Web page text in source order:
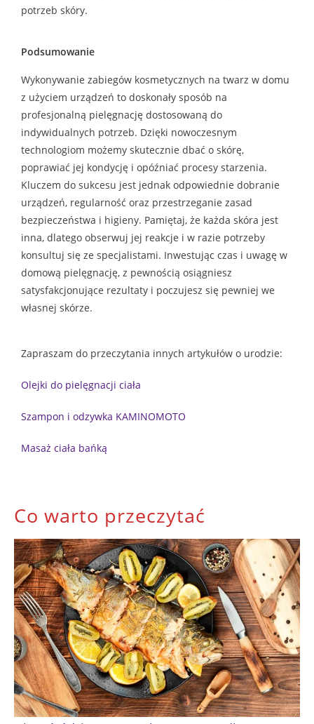
potrzeb skóry.
Podsumowanie
Wykonywanie zabiegów kosmetycznych na twarz w domu
z użyciem urządzeń to doskonały sposób na
profesjonalną pielęgnację dostosowaną do
indywidualnych potrzeb. Dzięki nowoczesnym
technologiom możemy skutecznie dbać o skórę,
poprawiać jej kondycję i opóźniać procesy starzenia.
Kluczem do sukcesu jest jednak odpowiednie dobranie
urządzeń, regularność oraz przestrzeganie zasad
bezpieczeństwa i higieny. Pamiętaj, że każda skóra jest
inna, dlatego obserwuj jej reakcje i w razie potrzeby
konsultuj się ze specjalistami. Inwestując czas i uwagę w
domową pielęgnację, z pewnością osiągniesz
satysfakcjonujące rezultaty i poczujesz się pewniej we
własnej skórze.
Zapraszam do przeczytania innych artykułów o urodzie:
Olejki do pielęgnacji ciała
Szampon i odzywka KAMINOMOTO
Masaż ciała bańką
Co warto przeczytać